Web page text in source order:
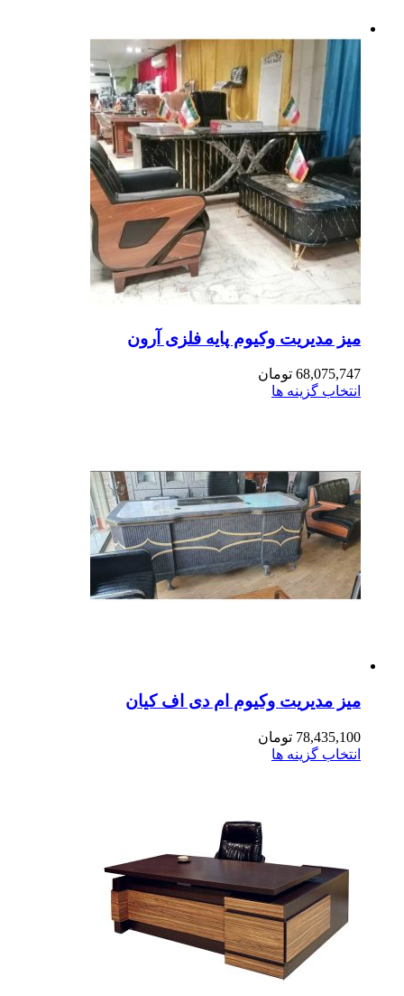
مدیریت وکیوم پایه فلزی آرون
تومان
گزینه ها
مدیریت وکیوم ام دی اف کیان
تومان
گزینه ها